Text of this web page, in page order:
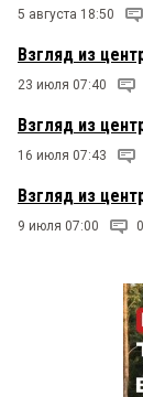
5 августа 18:50
Взгляд из
23 июля 07:40
Взгляд из
16 июля 07:43
Взгляд из
9 июля 07:00 0